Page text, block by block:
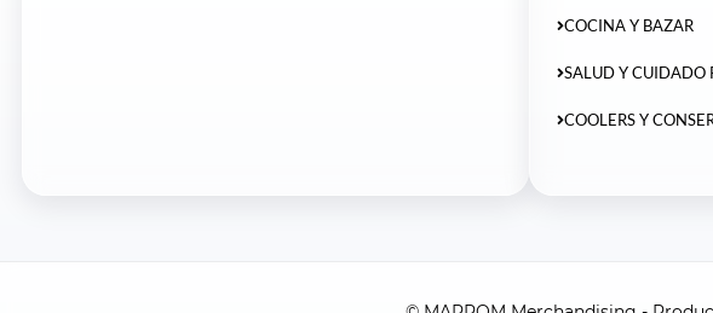
COCINA Y BAZAR
SALUD Y CUIDADO
COOLERS Y